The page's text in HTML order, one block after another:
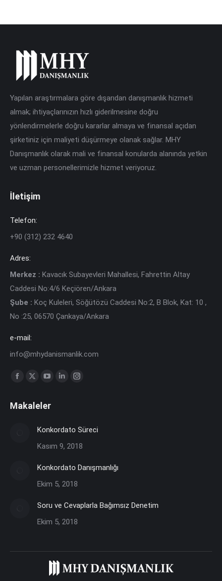
Yapılan araştırmalara göre dışarıdan danışmanlık hizmeti
almak; ihtiyaçlarınızın hızlı giderilmesine doğru
yönlendirmelerle doğru kararlar almaya ve finansal açıdan
şirketiniz için maliyeti düşürmeye olanak sağlar. MHY
Danışmanlık olarak mali ve finansal konularda alanında yetkin
ve uzman personellerimizle hizmet veriyoruz.
İletişim
Telefon:
+90 (312) 232 4640
Adres:
Merkez : Kavacık Subayevleri Mahallesi, Fahrettin Altay
Caddesi No:4/6 Keçiören/Ankara
Şube : Koç Kuleleri, Söğütözü Caddesi No:2, B Blok, Kat: 10 ,
No :25, 06570 Çankaya/Ankara
e-mail:
info@mhydanismanlik.com
Find us on:
Facebook
opens
window
X
opens
new
window
YouTube
opens
new
window
Linkedin
new
window
Instagram
new
window
Makaleler
Konkordato Süreci
Kasım 9, 2018
Konkordato Danışmanlığı
Ekim 5, 2018
Soru ve Cevaplarla Bağımsız Denetim
Ekim 5, 2018